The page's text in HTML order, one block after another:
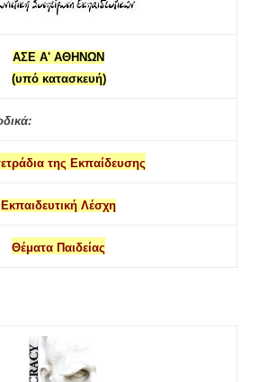
ΑΣΕ Α' ΑΘΗΝΩΝ
(υπό κατασκευή)
της Εκπαίδευσης
Εκπαιδευτική Λέσχη
Θέματα Παιδείας